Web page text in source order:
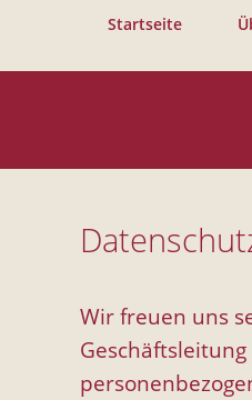
Startseite
Wir freuen uns